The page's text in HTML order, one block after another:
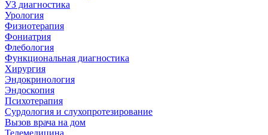
УЗ диагностика
Урология
Физиотерапия
Фониатрия
Флебология
Функциональная диагностика
Хирургия
Эндокринология
Эндоскопия
Психотерапия
Сурдология и слухопротезирование
Вызов врача на дом
Телемедицина